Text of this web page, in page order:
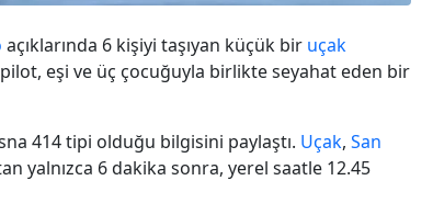
açıklarında 6 kişiyi taşıyan küçük bir uçak
eşi ve üç çocuğuyla birlikte seyahat eden bir
414 tipi olduğu bilgisini paylaştı. Uçak, San
yalnızca 6 dakika sonra, yerel saatle 12.45